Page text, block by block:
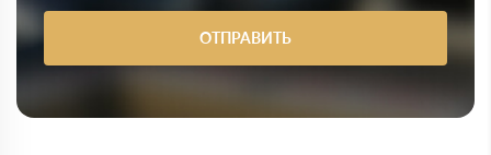
ОТПРАВИТЬ